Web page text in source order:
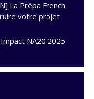
La Prépa French
votre projet
NA20 2025